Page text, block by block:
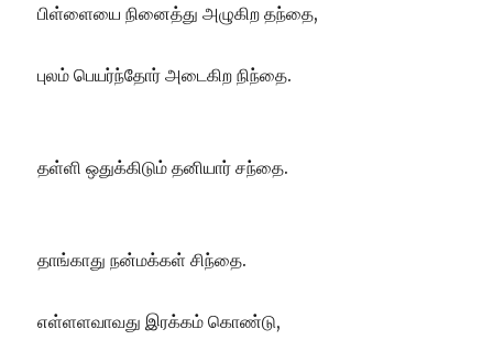
பிள்ளையை நினைத்து அழுகிற தந்தை,
புலம் பெயர்ந்தோர் அடைகிற நிந்தை.
தள்ளி ஒதுக்கிடும் தனியார் சந்தை.
தாங்காது நன்மக்கள் சிந்தை.
எள்ளளவாவது இரக்கம் கொண்டு,